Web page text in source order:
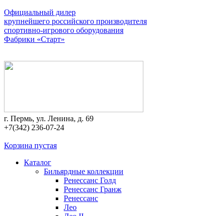
Официальный дилер
крупнейшего российского производителя
спортивно-игрового оборудования
Фабрики «Старт»
г. Пермь, ул. Ленина, д. 69
+7(342) 236-07-24
Корзина пустая
Каталог
Бильярдные коллекции
Ренессанс Голд
Ренессанс Гранж
Ренессанс
Лео